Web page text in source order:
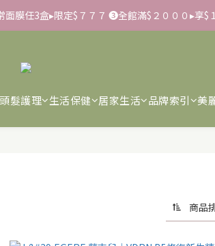
▸蒸氣熱敷眼罩/盒 ❸滿３３８８贈▸積雪草柔
膜任3盒▸限定$７７７ ➌全館滿$２０００▸享$
操作ATM，可致電02-6637-7373聯繫我們或是
▸蒸氣熱敷眼罩/盒 ❸滿３３８８贈▸積雪草柔敏
髮護理 生活保健 居家生活 品牌索引 美
商品